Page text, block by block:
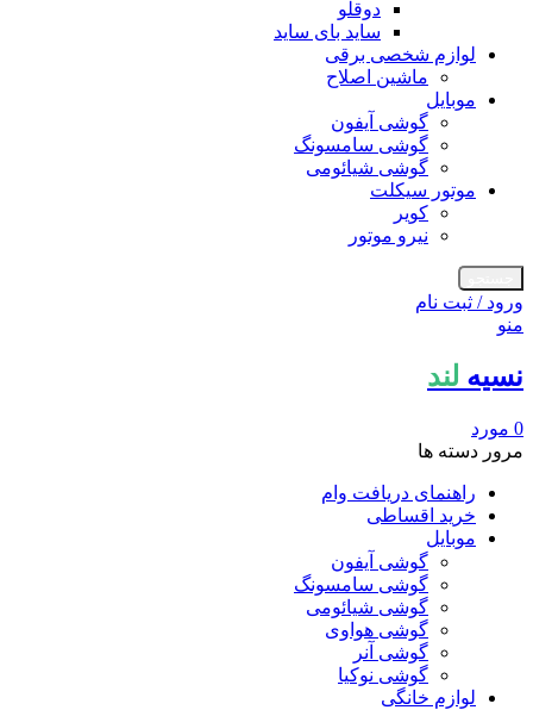
دوقلو
ساید بای ساید
لوازم شخصی برقی
ماشین اصلاح
موبایل
گوشی آیفون
گوشی سامسونگ
گوشی شیائومی
موتور سیکلت
کویر
نیرو موتور
ورود / ثبت نام
منو
نسیه لند
0 مورد
مرور دسته ها
راهنمای دریافت وام
خرید اقساطی
موبایل
گوشی آیفون
گوشی سامسونگ
گوشی شیائومی
گوشی هواوی
گوشی آنر
گوشی نوکیا
لوازم خانگی